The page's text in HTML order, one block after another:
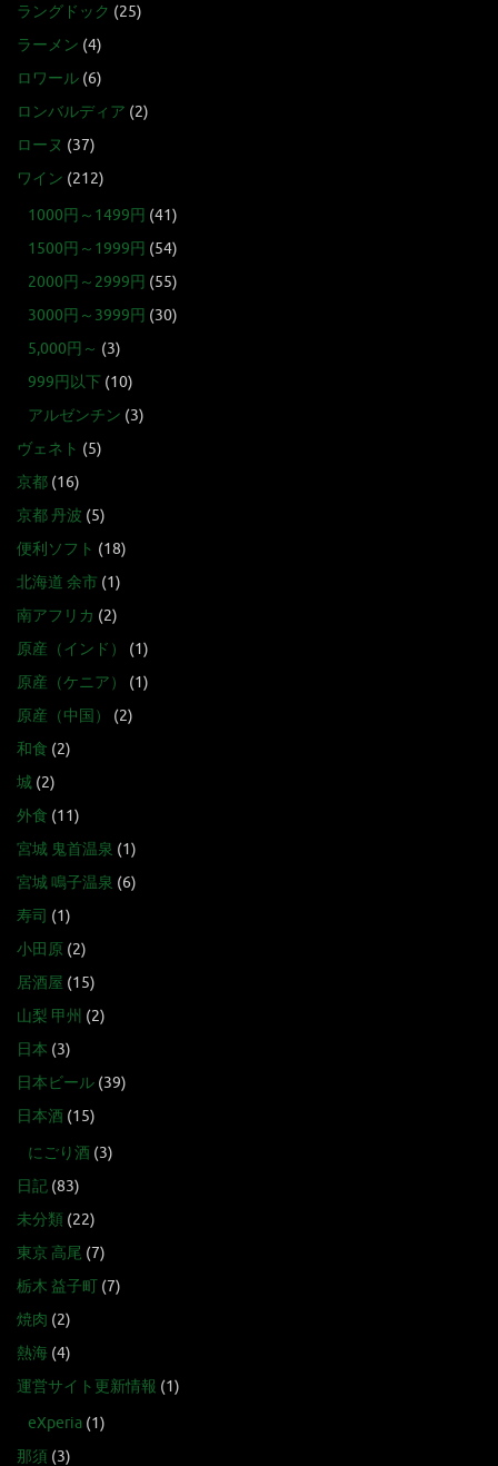
ラングドック (25)
ラーメン (4)
ロワール (6)
ロンバルディア (2)
ローヌ (37)
ワイン (212)
1000円～1499円 (41)
1500円～1999円 (54)
2000円～2999円 (55)
3000円～3999円 (30)
5,000円～ (3)
999円以下 (10)
アルゼンチン (3)
ヴェネト (5)
京都 (16)
京都 丹波 (5)
便利ソフト (18)
北海道 余市 (1)
南アフリカ (2)
原産（インド）
(1)
原産（ケニア）
(1)
原産（中国）
(2)
和食 (2)
城 (2)
外食 (11)
宮城 鬼首温泉 (1)
宮城 鳴子温泉 (6)
寿司 (1)
小田原 (2)
居酒屋 (15)
山梨 甲州 (2)
日本 (3)
日本ビール (39)
日本酒 (15)
にごり酒 (3)
日記 (83)
未分類 (22)
東京 高尾 (7)
栃木 益子町 (7)
焼肉 (2)
熱海 (4)
運営サイト更新情報 (1)
eXperia (1)
那須 (3)